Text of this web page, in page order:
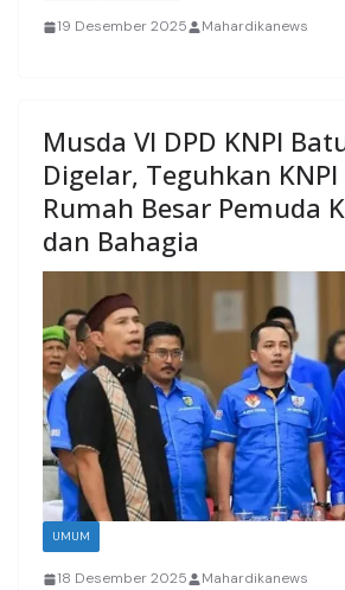
19 Desember 2025 Mahardikanews
Musda VI DPD KNPI
Digelar, Teguhkan
Rumah Besar Pemuda
dan Bahagia
UMUM
18 Desember 2025 Mahardikanews